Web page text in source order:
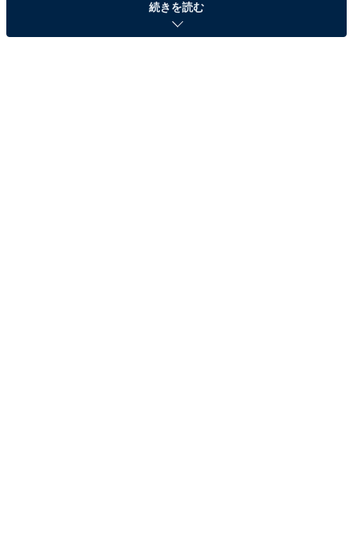
す。丘陵地の多い地形ともあって、高級住宅地としても
発展している地域です。
続きを読む